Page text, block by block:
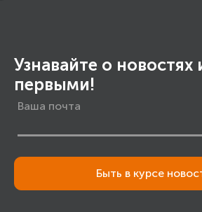
Узнавайте о новостях
первыми!
Быть в курсе